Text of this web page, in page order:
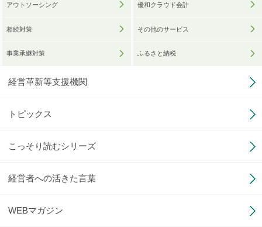
アウトソーシング
相続対策
事業承継対策
優和クラウド会計
その他のサービス
ふるさと納税
経営革新等支援機関
トピックス
こっそり読むシリーズ
経営者への活きた言葉
WEBマガジン